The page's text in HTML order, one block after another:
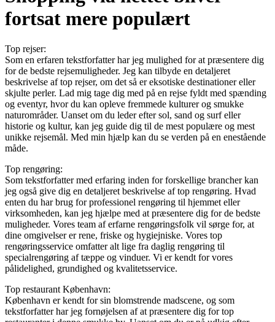
fortsat mere populært
Top rejser:
Som en erfaren tekstforfatter har jeg mulighed for at præsentere dig
for de bedste rejsemuligheder. Jeg kan tilbyde en detaljeret
beskrivelse af top rejser, om det så er eksotiske destinationer eller
skjulte perler. Lad mig tage dig med på en rejse fyldt med spænding
og eventyr, hvor du kan opleve fremmede kulturer og smukke
naturområder. Uanset om du leder efter sol, sand og surf eller
historie og kultur, kan jeg guide dig til de mest populære og mest
unikke rejsemål. Med min hjælp kan du se verden på en enestående
måde.
Top rengøring:
Som tekstforfatter med erfaring inden for forskellige brancher kan
jeg også give dig en detaljeret beskrivelse af top rengøring. Hvad
enten du har brug for professionel rengøring til hjemmet eller
virksomheden, kan jeg hjælpe med at præsentere dig for de bedste
muligheder. Vores team af erfarne rengøringsfolk vil sørge for, at
dine omgivelser er rene, friske og hygiejniske. Vores top
rengøringsservice omfatter alt lige fra daglig rengøring til
specialrengøring af tæppe og vinduer. Vi er kendt for vores
pålidelighed, grundighed og kvalitetsservice.
Top restaurant København:
København er kendt for sin blomstrende madscene, og som
tekstforfatter har jeg fornøjelsen af at præsentere dig for top